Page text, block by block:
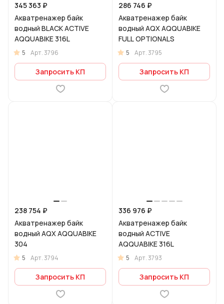
345 363 ₽
Акватренажер байк
водный BLACK ACTIVE
AQQUABIKE 316L
5 Арт.3796
Запросить КП
286 746 ₽
Акватренажер байк
водный AQX AQQUABIKE
FULL OPTIONALS
5 Арт.3795
Запросить КП
238 754 ₽
Акватренажер байк
водный AQX AQQUABIKE
304
5 Арт.3794
Запросить КП
336 976 ₽
Акватренажер байк
водный ACTIVE
AQQUABIKE 316L
5 Арт.3793
Запросить КП